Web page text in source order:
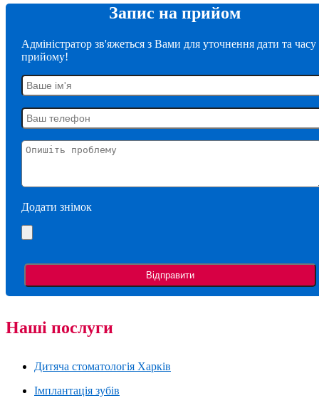
Запис на прийом
Адміністратор зв'яжеться з Вами для уточнення дати та часу
прийому!
Додати знімок
Наші послуги
Дитяча стоматологія Харків
Імплантація зубів